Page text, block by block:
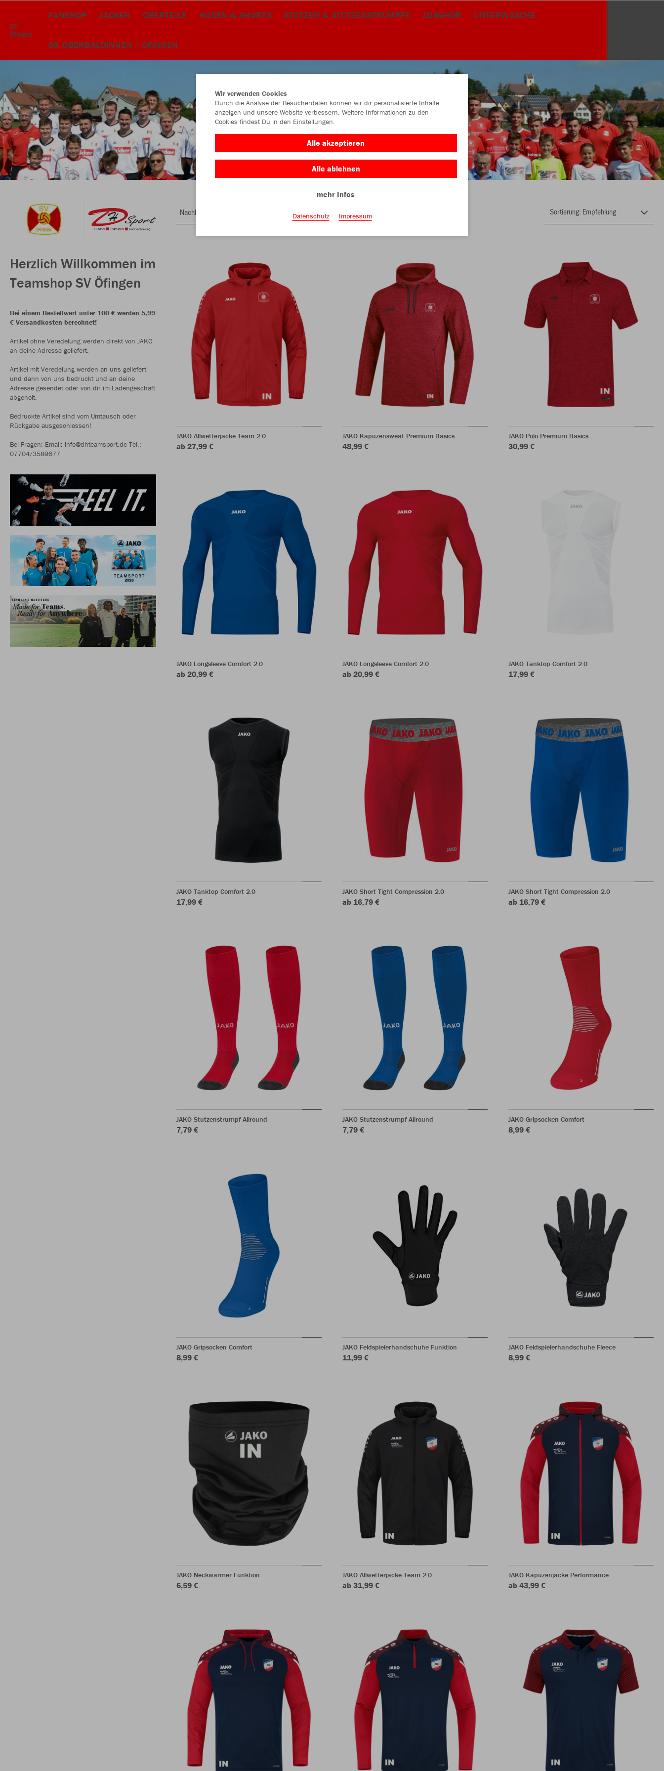
SV
Öfingen
FANSHOP JACKEN OBERTEILE HOSEN & SHORTS STUTZEN & STUTZENSTRÜMPFE ZUBEHÖR UNTERWÄSCHE
SG OBERBALDINGEN / ÖFINGEN
Herzlich Willkommen im
Teamshop SV Öfingen
Bei einem Bestellwert unter 100 € werden 5,99
€ Versandkosten berechnet!
Artikel ohne Veredelung werden direkt von JAKO
an deine Adresse geliefert.
Artikel mit Veredelung werden an uns geliefert
und dann von uns bedruckt und an deine
Adresse gesendet oder von dir im Ladengeschäft
abgeholt.
Bedruckte Artikel sind vom Umtausch oder
Rückgabe ausgeschlossen!
Bei Fragen: Email: info@dhteamsport.de Tel.:
07704/3589677
Nachhaltig
JAKO Allwetterjacke Team 2.0
ab 27,99 €
JAKO Kapuzensweat Premium Basics
48,99 €
JAKO Polo Premium Basics
30,99 €
JAKO Longsleeve Comfort 2.0
ab 20,99 €
JAKO Longsleeve Comfort 2.0
ab 20,99 €
JAKO Tanktop Comfort 2.0
17,99 €
JAKO Tanktop Comfort 2.0
17,99 €
JAKO Short Tight Compression 2.0
ab 16,79 €
JAKO Short Tight Compression 2.0
ab 16,79 €
JAKO Stutzenstrumpf Allround
7,79 €
JAKO Stutzenstrumpf Allround
7,79 €
JAKO Gripsocken Comfort
8,99 €
JAKO Gripsocken Comfort
8,99 €
JAKO Feldspielerhandschuhe Funktion
11,99 €
JAKO Feldspielerhandschuhe Fleece
8,99 €
JAKO Neckwarmer Funktion
6,59 €
JAKO Allwetterjacke Team 2.0
ab 31,99 €
JAKO Kapuzenjacke Performance
ab 43,99 €
Wir verwenden Cookies
Durch die Analyse der Besucherdaten können wir dir personalisierte Inhalte
anzeigen und unsere Website verbessern. Weitere Informationen zu den
Cookies findest Du in den Einstellungen.
Alle akzeptieren
Alle ablehnen
mehr Infos
Datenschutz Impressum